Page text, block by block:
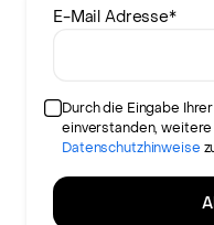
E-Mail Adresse*
Durch die Eingabe
einverstanden,
Datenschutzhinweise